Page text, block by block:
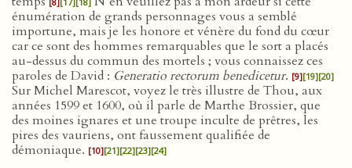
énumération de grands personnages vous a semblé
importune, mais je les honore et vénère du fond du cœur
car ce sont des hommes remarquables que le sort a placés
au-dessus du commun des mortels ; vous connaissez ces
paroles de David : Generatio rectorum benedicetur. [9][19][20]
Sur Michel Marescot, voyez le très illustre de Thou, aux
années 1599 et 1600, où il parle de Marthe Brossier, que
des moines ignares et une troupe inculte de prêtres, les
pires des vauriens, ont faussement qualifiée de
démoniaque. [10][21][22][23][24]